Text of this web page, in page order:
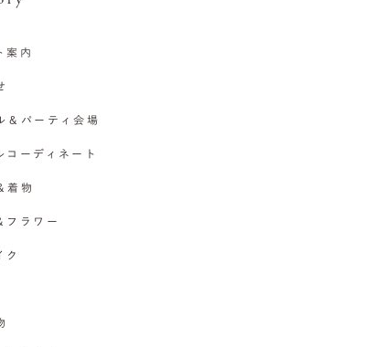
案内
＆パーティ会場
コーディネート
着物
フラワー
ク